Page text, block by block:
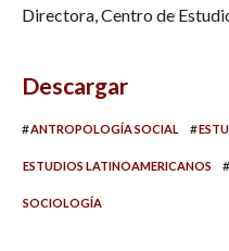
Directora, Centro de
Descargar
#ANTROPOLOGÍA SOCIAL #
ESTUDIOS LATINOAMERICANOS #
SOCIOLOGÍA